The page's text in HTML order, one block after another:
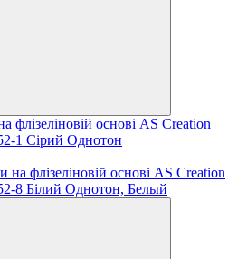
флізеліновій основі AS Creation
1 Сірий Однотон